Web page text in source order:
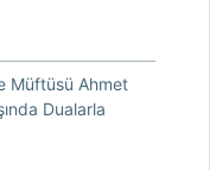
Müftüsü Ahmet
Dualarla